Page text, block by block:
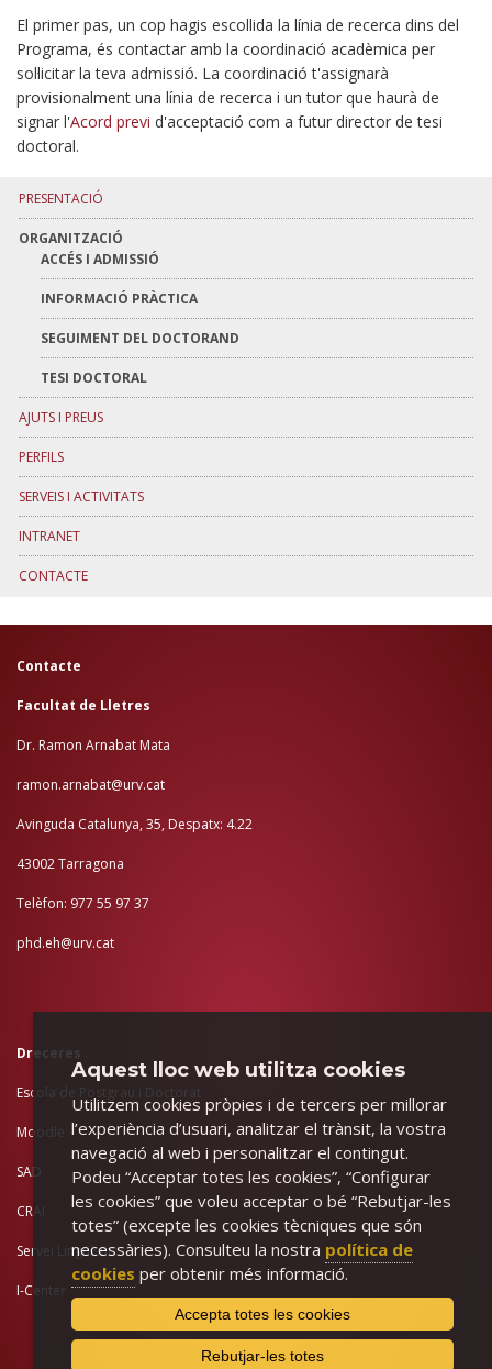
El primer pas, un cop hagis escollida la línia de recerca dins del
Programa, és contactar amb la coordinació acadèmica per
sol·licitar la teva admissió. La coordinació t'assignarà
provisionalment una línia de recerca i un tutor que haurà de
signar l'Acord previ d'acceptació com a futur director de tesi
doctoral.
PRESENTACIÓ
ORGANITZACIÓ
ACCÉS I ADMISSIÓ
INFORMACIÓ PRÀCTICA
SEGUIMENT DEL DOCTORAND
TESI DOCTORAL
AJUTS I PREUS
PERFILS
SERVEIS I ACTIVITATS
INTRANET
CONTACTE
Contacte
Facultat de Lletres
Dr. Ramon Arnabat Mata
ramon.arnabat@urv.cat
Avinguda Catalunya, 35, Despatx: 4.22
43002 Tarragona
Telèfon: 977 55 97 37
phd.eh@urv.cat
Dreceres
Escola de Postgrau i Doctorat
Moodle
SAD
CRAI
Servei Lingüístic
I-Center
Aquest lloc web utilitza cookies
Utilitzem cookies pròpies i de tercers per millorar
l’experiència d’usuari, analitzar el trànsit, la vostra
navegació al web i personalitzar el contingut.
Podeu “Acceptar totes les cookies”, “Configurar
les cookies” que voleu acceptar o bé “Rebutjar-les
totes” (excepte les cookies tècniques que són
necessàries). Consulteu la nostra política de
cookies per obtenir més informació.
Accepta totes les cookies
Rebutjar-les totes